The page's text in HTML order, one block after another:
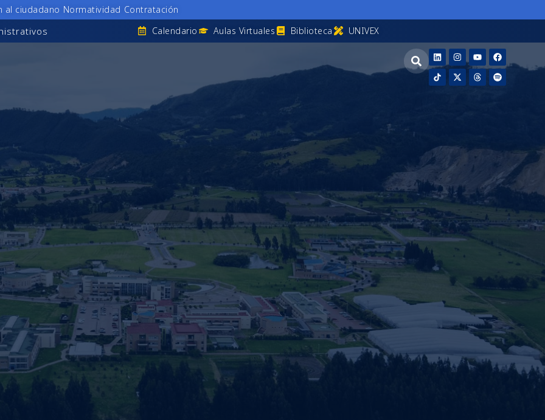
al ciudadano Normatividad Contratación
Calendario Aulas Virtuales Biblioteca UNIVEX